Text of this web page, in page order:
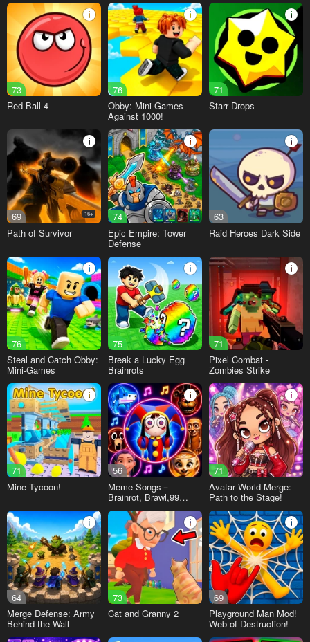
73
Red Ball 4
76
Obby: Mini Games
Against 1000!
71
Starr Drops
69 16+
Path of Survivor
74
Epic Empire: Tower
Defense
63
Raid Heroes Dark Side
76
Steal and Catch Obby:
Mini-Games
75
Break a Lucky Egg
Brainrots
71
Pixel Combat -
Zombies Strike
71
Mine Tycoon!
56
Meme Songs－
Brainrot, Brawl,99
71
Avatar World Merge:
Path to the Stage!
64
Merge Defense: Army
Behind the Wall
73
Cat and Granny 2
69
Playground Man Mod!
Web of Destruction!